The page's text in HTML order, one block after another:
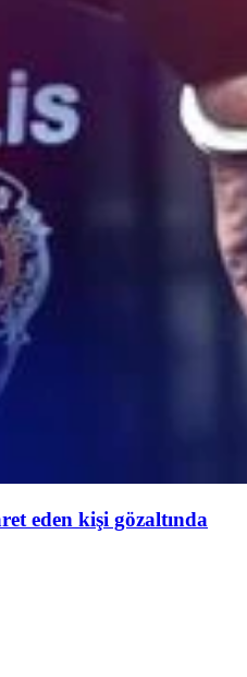
eden kişi gözaltında